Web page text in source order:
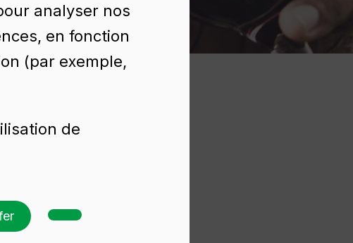
analyser nos
en fonction
(par exemple,
de